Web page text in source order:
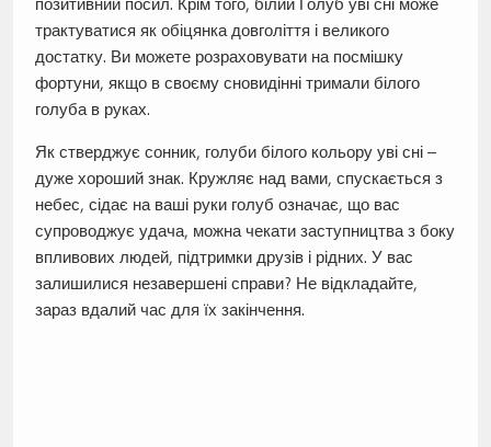
трактуватися як обіцянка довголіття і великого
достатку. Ви можете розраховувати на посмішку
фортуни, якщо в своєму сновидінні тримали білого
голуба в руках.
Як стверджує сонник, голуби білого кольору уві сні –
дуже хороший знак. Кружляє над вами, спускається з
небес, сідає на ваші руки голуб означає, що вас
супроводжує удача, можна чекати заступництва з боку
впливових людей, підтримки друзів і рідних. У вас
залишилися незавершені справи? Не відкладайте,
зараз вдалий час для їх закінчення.